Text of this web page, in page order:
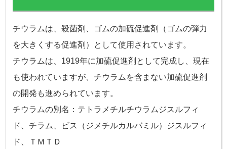
チウラムは、殺菌剤、ゴムの加硫促進剤（ゴムの弾力
を大きくする促進剤）として使用されています。
チウラムは、1919年に加硫促進剤として完成し、現在
も使われていますが、チウラムを含まない加硫促進剤
の開発も進められています。
チウラムの別名：テトラメチルチウラムジスルフィ
ド、チラム、ビス（ジメチルカルバミル）ジスルフィ
ド、ＴＭＴＤ